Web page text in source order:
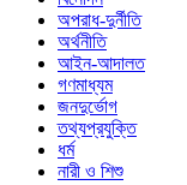
অপরাধ-দুর্নীতি
অর্থনীতি
আইন-আদালত
গণমাধ্যম
জনদুর্ভোগ
তথ্যপ্রযুক্তি
ধর্ম
নারী ও শিশু